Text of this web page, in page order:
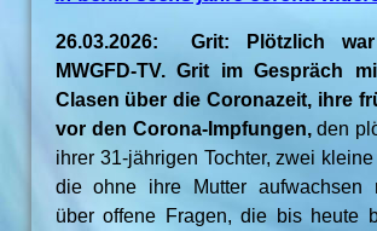
26.03.2026: Grit: Plötzlich
MWGFD-TV. Grit im Gespräch
Clasen über die Coronazeit, ihre
vor den Corona-Impfungen,den
ihrer 31-jährigen Tochter, zwei
die ohne ihre Mutter aufwachsen
über offene Fragen, die bis heute